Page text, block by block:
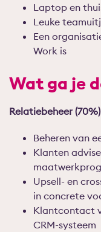
Laptop en
Leuke
Een
Work is
Wat ga je
Relatiebeheer (70%)
Beheren van
Klanten
Upsell- en
in concrete
Klantcontact
CRM-systeem